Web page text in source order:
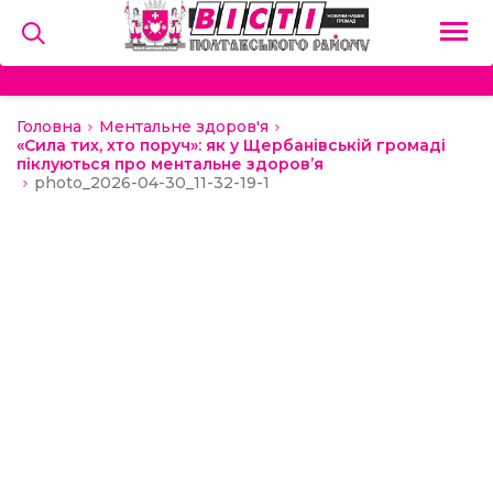
Головна
Ментальне здоров'я
«Сила тих, хто поруч»: як у Щербанівській громаді
піклуються про ментальне здоров’я
photo_2026-04-30_11-32-19-1